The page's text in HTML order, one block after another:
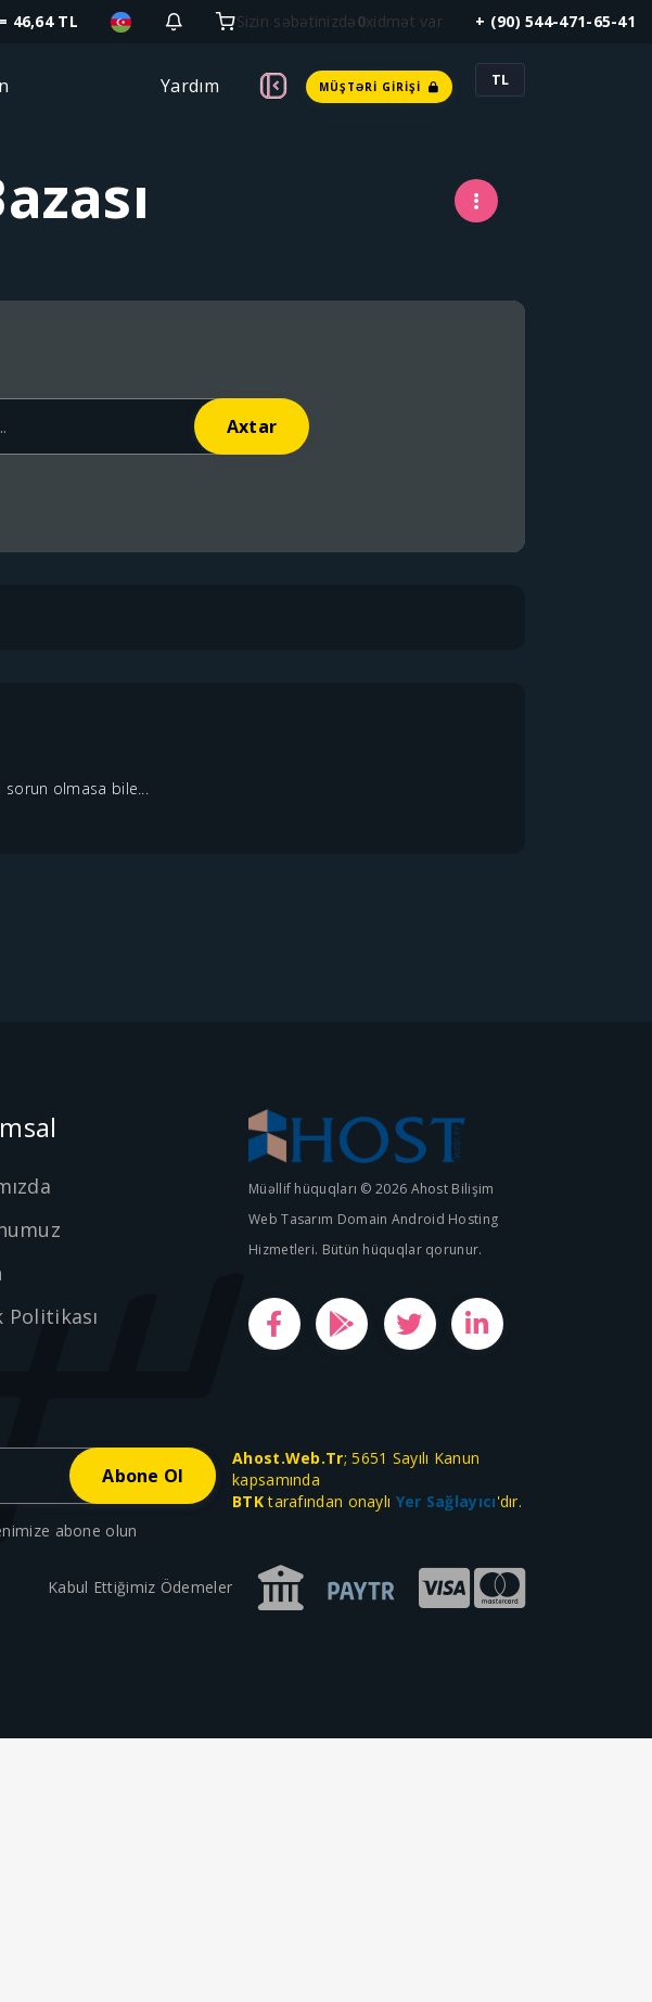
46,64 TL Sizin səbətinizdə0xidmət var + (90) 544-471-65-41
Yardım MÜŞTƏRI GIRIŞI TL
sorun olmasa bile...
Politikası
Müəllif hüquqları © 2026 Ahost Bilişim
Web Tasarım Domain Android Hosting
Hizmetleri. Bütün hüquqlar qorunur.
abone olun
Ahost.Web.Tr; 5651 Sayılı Kanun
kapsamında
BTKtarafından onaylı Yer Sağlayıcı'dır.
Kabul Ettiğimiz Ödemeler